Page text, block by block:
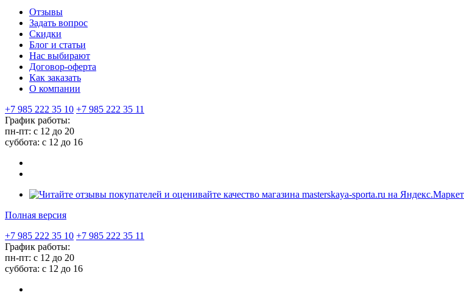
Отзывы
Задать вопрос
Скидки
Блог и статьи
Нас выбирают
Договор-оферта
Как заказать
О компании
+7 985 222 35 10 +7 985 222 35 11
График работы:
пн-пт: с 12 до 20
суббота: c 12 до 16
Полная версия
+7 985 222 35 10 +7 985 222 35 11
График работы:
пн-пт: с 12 до 20
суббота: c 12 до 16